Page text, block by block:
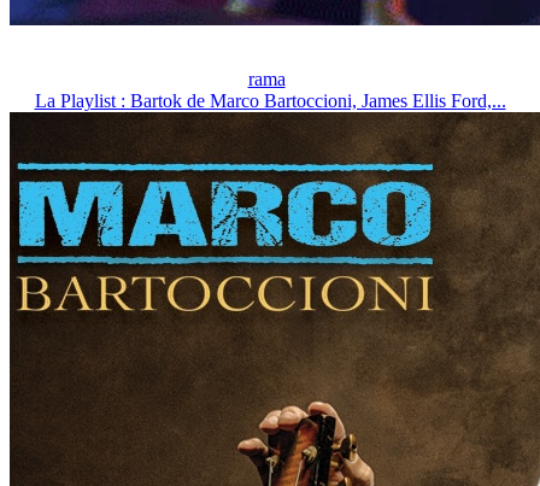
rama
La Playlist : Bartok de Marco Bartoccioni, James Ellis Ford,...